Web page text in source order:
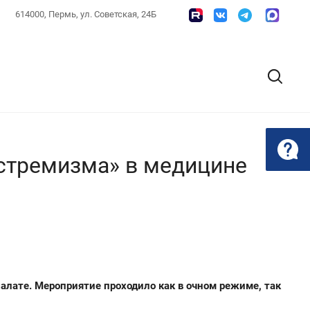
614000, Пермь, ул. Советская, 24Б
в медицине
Мероприятие проходило как в очном режиме, так